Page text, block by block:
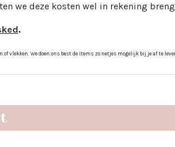
we deze kosten wel in rekening
.
vlekken. We doen ons best de items zo netjes mogelijk bij je af te